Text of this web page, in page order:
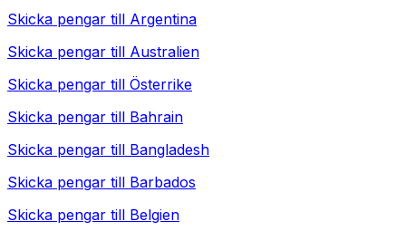
Skicka pengar till Argentina
Skicka pengar till Australien
Skicka pengar till Österrike
Skicka pengar till Bahrain
Skicka pengar till Bangladesh
Skicka pengar till Barbados
Skicka pengar till Belgien